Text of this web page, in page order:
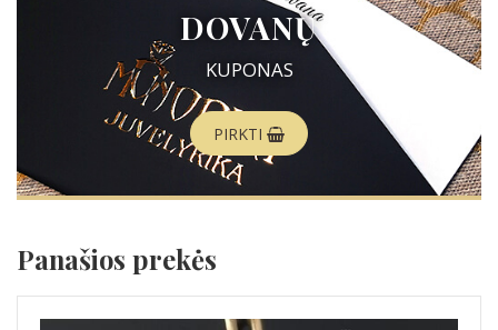
DOVANŲ
KUPONAS
PIRKTI
Panašios prekės